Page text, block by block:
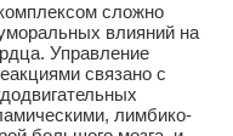
сложно
влияний на
Управление
связано с
лимбико-